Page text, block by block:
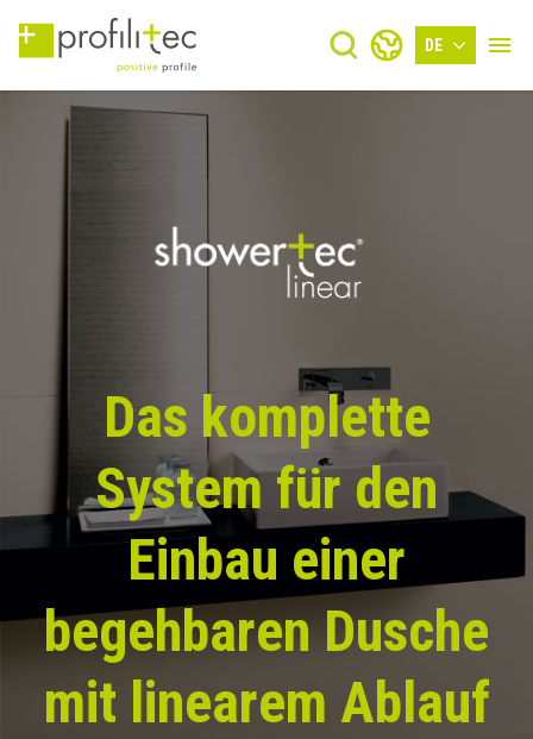
DE
Das komplette
System für den
Einbau einer
begehbaren Dusche
mit linearem Ablauf